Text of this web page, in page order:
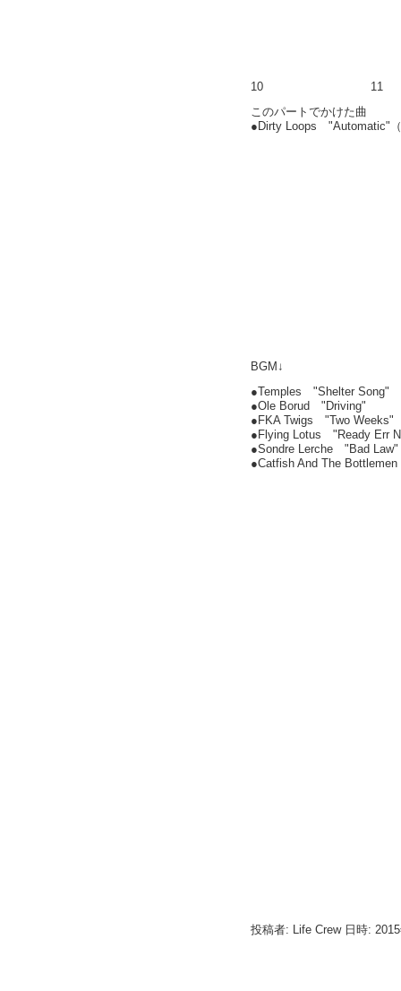
10
11
このパートでかけた曲
●Dirty Loops "Automatic"
BGM↓
●Temples "Shelter Song"
●Ole Borud "Driving"
●FKA Twigs "Two Weeks"
●Flying Lotus "Ready Err
●Sondre Lerche "Bad Law"
●Catfish And The
投稿者: Life Crew 日時: